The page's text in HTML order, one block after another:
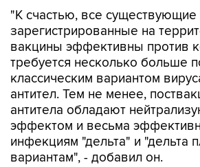
"К счастью, все существующие
зарегистрированные на
вакцины эффективны против
требуется несколько больше
классическим вариантом
антител. Тем не менее,
антитела обладают
эффектом и весьма
инфекциям "дельта" и "дельта
вариантам", - добавил он.